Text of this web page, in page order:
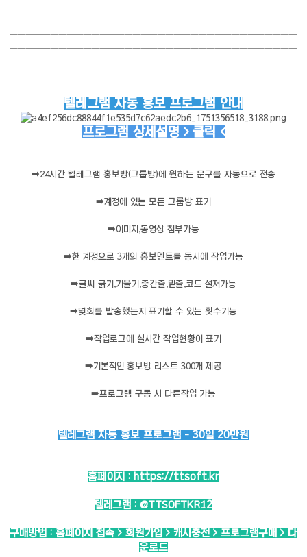
───────────────────────────────────
───────────────────────────────────
──────────────────────
텔레그램 자동 홍보 프로그램 안내
프로그램 상세설명 > 클릭 <
➡️24시간 텔레그램 홍보방(그룹방)에 원하는 문구를 자동으로 전송
➡️계정에 있는 모든 그룹방 표기
➡️이미지,동영상 첨부가능
➡️한 계정으로 3개의 홍보멘트를 동시에 작업가능
➡️글씨 굵기,기울기,중간줄,밑줄,코드 설저가능
➡️몇회를 발송했는지 표기할 수 있는 횟수기능
➡️작업로그에 실시간 작업현황이 표기
➡️기본적인 홍보방 리스트 300개 제공
➡️프로그램 구동 시 다른작업 가능
텔레그램 자동 홍보 프로그램 - 30일 20만원
홈페이지 : https://ttsoft.kr
텔레그램 : @TTSOFTKR12
구매방법 : 홈페이지 접속 > 회원가입 > 캐시충전 > 프로그램구매 > 다
운로드